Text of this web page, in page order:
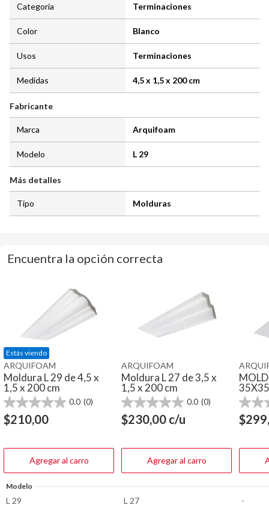
Categoría Terminaciones
Color Blanco
Usos Terminaciones
Medidas 4,5 x 1,5 x 200 cm
Fabricante
Marca Arquifoam
Modelo L 29
Más detalles
Tipo Molduras
Encuentra la opción correcta
Estás viendo
ARQUIFOAM
Moldura L 29 de 4,5 x
1,5 x 200 cm
0.0 (0)
0.0
de
5
$210,00
Agregar al carro
ARQUIFOAM
Moldura L 27 de 3,5 x
1,5 x 200 cm
0.0 (0)
0.0
de
5
$230,00 c/u
Agregar al carro
35X35
0.0
de
5
$
Modelo
L 29 L 27 -